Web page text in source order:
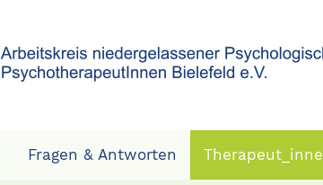
Fragen & Antworten